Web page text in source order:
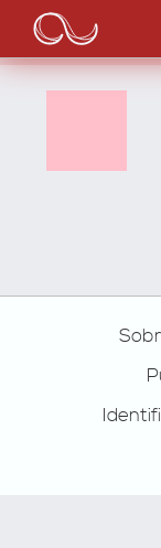
Direkt
Inhalt
Main
navigation